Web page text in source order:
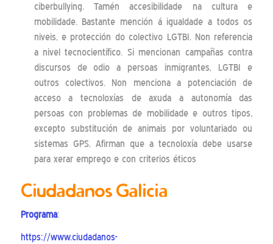
ciberbullying. Tamén accesibilidade na cultura e
mobilidade. Bastante mención á igualdade a todos os
niveis, e protección do colectivo LGTBI. Non referencia
a nivel tecnocientífico. Si mencionan campañas contra
discursos de odio a persoas inmigrantes, LGTBI e
outros colectivos. Non menciona a potenciación de
acceso a tecnoloxías de axuda a autonomía das
persoas con problemas de mobilidade e outros tipos,
excepto substitución de animais por voluntariado ou
sistemas GPS. Afirman que a tecnoloxía debe usarse
para xerar emprego e con criterios éticos
Ciudadanos Galicia
Programa:
https://www.ciudadanos-